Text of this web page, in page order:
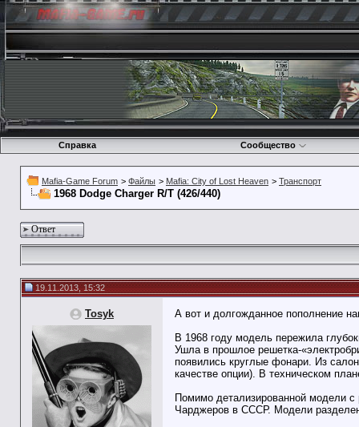
Справка Сообщество
Mafia-Game Forum > Файлы > Mafia: City of Lost Heaven > Транспорт
1968 Dodge Charger R/T (426/440)
Ответ
19.11.2013, 15:32
Tosyk
А вот и долгожданное пополнение
В 1968 году модель пережила
Ушла в прошлое решетка-
появились круглые фонари. Из
качестве опции). В техническом
Помимо детализированной модели
Чарджеров в СССР. Модели